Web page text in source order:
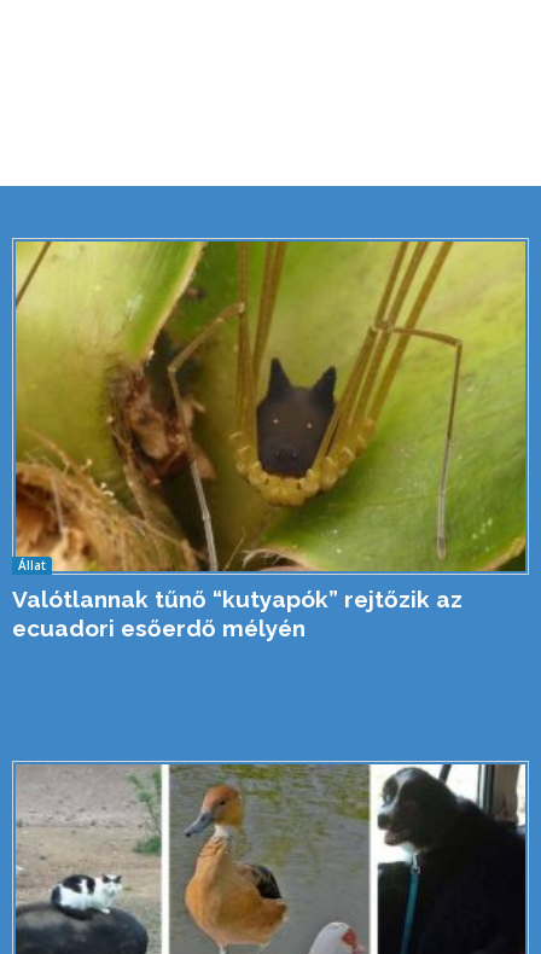
Állat
Valótlannak tűnő “kutyapók” rejtőzik az
ecuadori esőerdő mélyén